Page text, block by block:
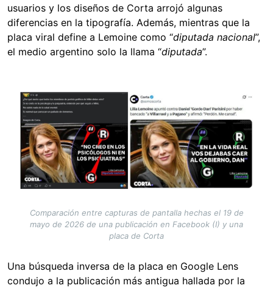
usuarios y los diseños de Corta arrojó algunas
diferencias en la tipografía. Además, mientras que la
placa viral define a Lemoine como “diputada nacional”,
el medio argentino solo la llama “diputada”.
Image
Comparación entre capturas de pantalla hechas el 19 de
mayo de 2026 de una publicación en Facebook (I) y una
placa de Corta
Una búsqueda inversa de la placa en Google Lens
condujo a la publicación más antigua hallada por la